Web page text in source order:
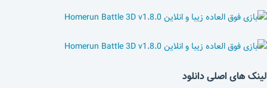
لینک های اصلی دانلود